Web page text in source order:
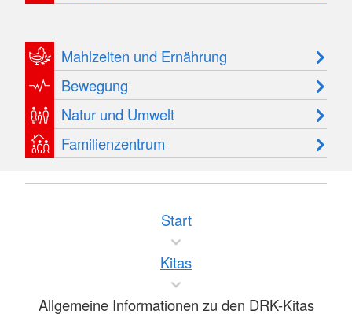
Mahlzeiten und Ernährung
Bewegung
Natur und Umwelt
Familienzentrum
Start
Kitas
Allgemeine Informationen zu den DRK-Kitas